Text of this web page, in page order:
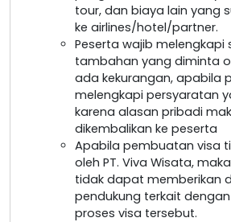
tour, dan biaya lain yang
ke airlines/hotel/partner.
Peserta wajib melengkapi
tambahan yang diminta
ada kekurangan, apabila
melengkapi persyaratan
karena alasan pribadi
dikembalikan ke peserta
Apabila pembuatan visa
oleh PT. Viva Wisata,
tidak dapat memberikan
pendukung terkait
proses visa tersebut.